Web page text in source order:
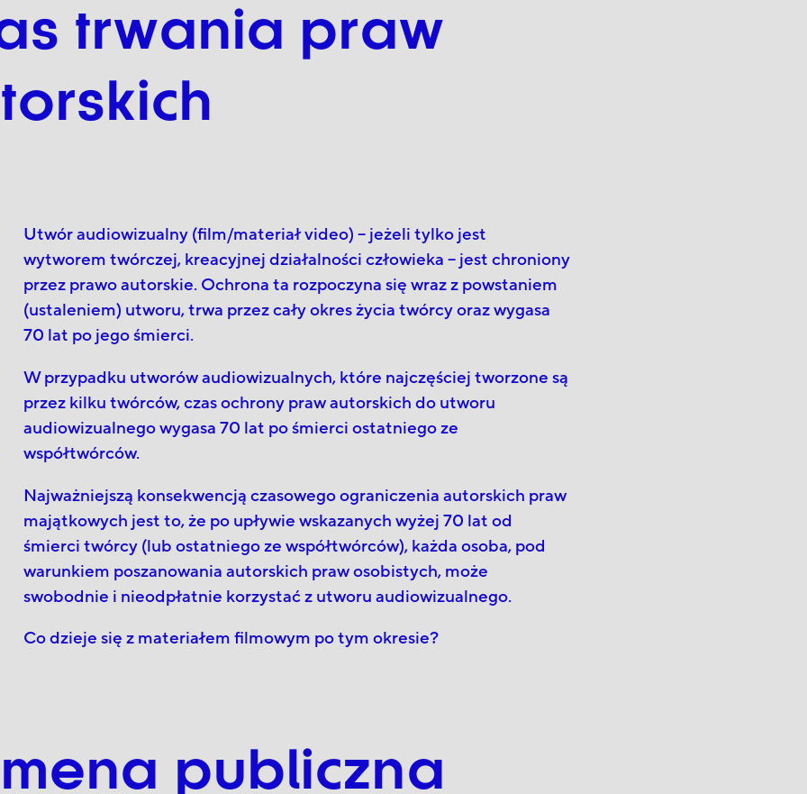
trwania praw
Utwór audiowizualny (film/materiał video) – jeżeli tylko jest
wytworem twórczej, kreacyjnej działalności człowieka – jest chroniony
przez prawo autorskie. Ochrona ta rozpoczyna się wraz z powstaniem
(ustaleniem) utworu, trwa przez cały okres życia twórcy oraz wygasa
70 lat po jego śmierci.
W przypadku utworów audiowizualnych, które najczęściej tworzone są
przez kilku twórców, czas ochrony praw autorskich do utworu
audiowizualnego wygasa 70 lat po śmierci ostatniego ze
współtwórców.
Najważniejszą konsekwencją czasowego ograniczenia autorskich praw
majątkowych jest to, że po upływie wskazanych wyżej 70 lat od
śmierci twórcy (lub ostatniego ze współtwórców), każda osoba, pod
warunkiem poszanowania autorskich praw osobistych, może
swobodnie i nieodpłatnie korzystać z utworu audiowizualnego.
Co dzieje się z materiałem filmowym po tym okresie?
publiczna